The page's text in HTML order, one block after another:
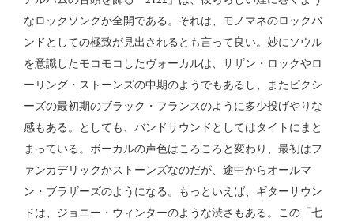
なロックソングが全開である。それは、モノマネのロックバ
ンドとしての極致が見出されるとも言って良い。妙にソウル
を意識したモコモコしたヴォーカルは、サザン・ロックやロ
ーリング・ストーンズの中期のようでもあるし、またピクシ
ーズの最初期のブラック・フランスのように多少投げやりな
感もある。としても、バンドサウンドとしてはタイトにまと
まっている。ボーカルの声色はころころと変わり、最初はフ
ァンカデリックかストーンズなのだが、途中からオールマ
ン・ブラザーズのようになる。もっといえば、ギターサウン
ドは、ジョニー・ウィンターのような渋さもある。この「七